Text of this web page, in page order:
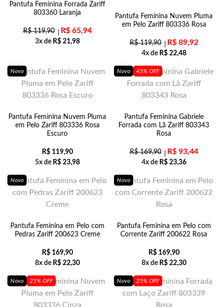
Pantufa Feminina Forrada Zariff
803360 Laranja
R$119,90 R$65,94
3x de R$21,98
Pantufa Feminina Nuvem Pluma
em Pelo Zariff 803336 Rosa
R$119,90 R$89,92
4x de R$22,48
Novo
Pantufa Feminina Nuvem Pluma
em Pelo Zariff 803336 Rosa
Escuro
R$119,90
5x de R$23,98
Novo 45% OFF
Pantufa Feminina Gabriele
Forrada com Lã Zariff 803343
Rosa
R$169,90 R$93,44
4x de R$23,36
Novo
Pantufa Feminina em Pelo com
Pedras Zariff 200623 Creme
R$169,90
8x de R$22,30
Novo
Pantufa Feminina em Pelo com
Corrente Zariff 200622 Rosa
R$169,90
8x de R$22,30
Novo 25% OFF Novo 25% OFF